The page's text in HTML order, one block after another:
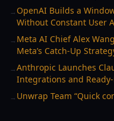
→ OpenAI Builds a
Without Constant User
→ Meta AI Chief Alex
Meta’s Catch-Up
→Anthropic Launches
Integrations and
→ Unwrap Team “Quick